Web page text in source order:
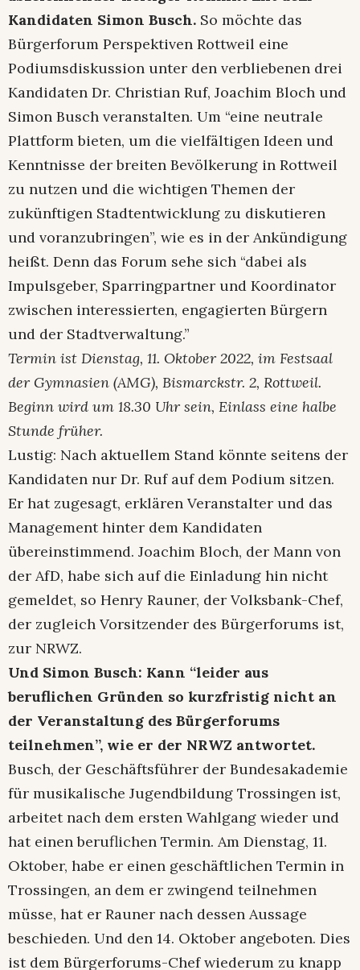
Kandidaten Simon Busch. So möchte das
Bürgerforum Perspektiven Rottweil eine
Podiumsdiskussion unter den verbliebenen drei
Kandidaten Dr. Christian Ruf, Joachim Bloch und
Simon Busch veranstalten. Um “eine neutrale
Plattform bieten, um die vielfältigen Ideen und
Kenntnisse der breiten Bevölkerung in Rottweil
zu nutzen und die wichtigen Themen der
zukünftigen Stadtentwicklung zu diskutieren
und voranzubringen”, wie es in der Ankündigung
heißt. Denn das Forum sehe sich “dabei als
Impulsgeber, Sparringpartner und Koordinator
zwischen interessierten, engagierten Bürgern
und der Stadtverwaltung.”
Termin ist Dienstag, 11. Oktober 2022, im Festsaal
der Gymnasien (AMG), Bismarckstr. 2, Rottweil.
Beginn wird um 18.30 Uhr sein, Einlass eine halbe
Stunde früher.
Lustig: Nach aktuellem Stand könnte seitens der
Kandidaten nur Dr. Ruf auf dem Podium sitzen.
Er hat zugesagt, erklären Veranstalter und das
Management hinter dem Kandidaten
übereinstimmend. Joachim Bloch, der Mann von
der AfD, habe sich auf die Einladung hin nicht
gemeldet, so Henry Rauner, der Volksbank-Chef,
der zugleich Vorsitzender des Bürgerforums ist,
zur NRWZ.
Und Simon Busch: Kann “leider aus
beruflichen Gründen so kurzfristig nicht an
der Veranstaltung des Bürgerforums
teilnehmen”, wie er der NRWZ antwortet.
Busch, der Geschäftsführer der Bundesakademie
für musikalische Jugendbildung Trossingen ist,
arbeitet nach dem ersten Wahlgang wieder und
hat einen beruflichen Termin. Am Dienstag, 11.
Oktober, habe er einen geschäftlichen Termin in
Trossingen, an dem er zwingend teilnehmen
müsse, hat er Rauner nach dessen Aussage
beschieden. Und den 14. Oktober angeboten. Dies
ist dem Bürgerforums-Chef wiederum zu knapp